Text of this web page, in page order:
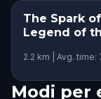
The Spark
Legend of
2.2 km | Avg. time:
Modi per